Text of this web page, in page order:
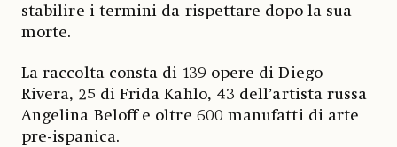
stabilire i termini da rispettare dopo la sua
morte.
La raccolta consta di 139 opere di Diego
Rivera, 25 di Frida Kahlo, 43 dell’artista russa
Angelina Beloff e oltre 600 manufatti di arte
pre-ispanica.